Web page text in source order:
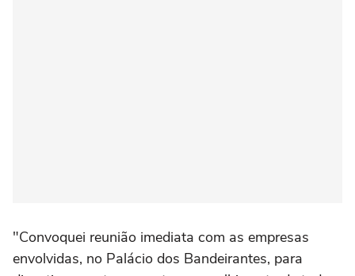
"Convoquei reunião imediata com as empresas
envolvidas, no Palácio dos Bandeirantes, para